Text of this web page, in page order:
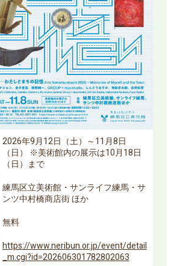
2026年9月12日（土）～11月8日
（日） ※美術館内の展示は10月18日
（日）まで
練馬区立美術館・サンライフ練馬・サ
ンツ中村橋商店街 ほか
無料
https://www.neribun.or.jp/event/detail
_m.cgi?id=202606301782802063